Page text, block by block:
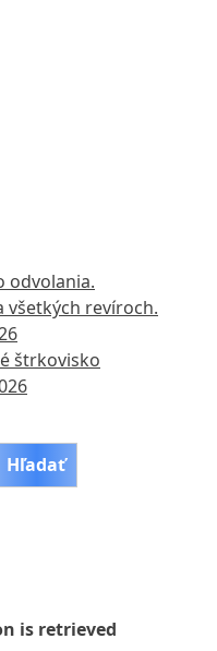
odvolania.
všetkých revíroch.
štrkovisko
Hľadať
is retrieved